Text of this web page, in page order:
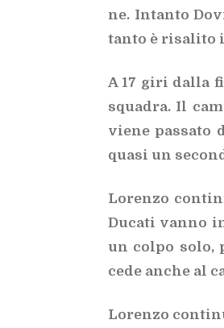
ne. In­tan­to
tan­to è ri­sa­li­to
A 17 giri dal­la
squa­dra. Il
vie­ne pas­sa­to
qua­si un
Lo­ren­zo
Du­ca­ti van­no
un col­po solo,
cede an­che al
Lo­ren­zo